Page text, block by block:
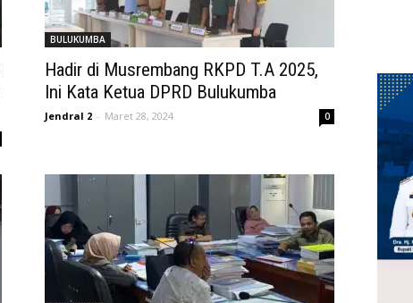
BULUKUMBA
Hadir di Musrembang RKPD T.A 2025,
Ini Kata Ketua DPRD Bulukumba
Jendral 2 - Maret 28, 2024 0